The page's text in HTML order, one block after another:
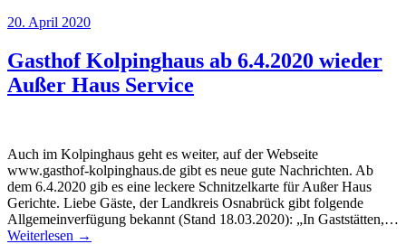
20. April 2020
Gasthof Kolpinghaus ab 6.4.2020 wieder
Außer Haus Service
Auch im Kolpinghaus geht es weiter, auf der Webseite
www.gasthof-kolpinghaus.de gibt es neue gute Nachrichten. Ab
dem 6.4.2020 gib es eine leckere Schnitzelkarte für Außer Haus
Gerichte. Liebe Gäste, der Landkreis Osnabrück gibt folgende
Allgemeinverfügung bekannt (Stand 18.03.2020): „In Gaststätten,…
Weiterlesen →